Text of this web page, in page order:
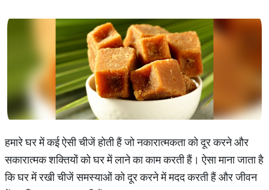
हमारे घर में कई ऐसी चीजें होती हैं जो नकारात्मकता को दूर करने और
सकारात्मक शक्तियों को घर में लाने का काम करती हैं। ऐसा माना जाता है
कि घर में रखी चीजें समस्याओं को दूर करने में मदद करती हैं और जीवन